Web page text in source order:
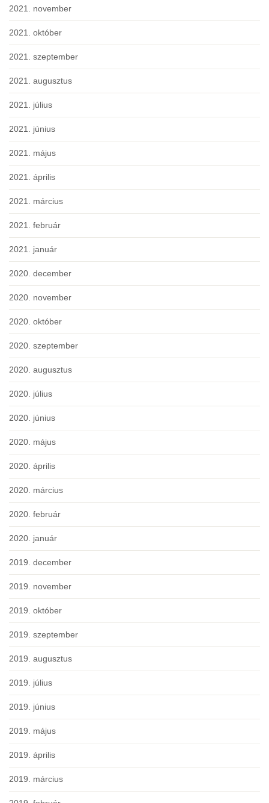
2021. november
2021. október
2021. szeptember
2021. augusztus
2021. július
2021. június
2021. május
2021. április
2021. március
2021. február
2021. január
2020. december
2020. november
2020. október
2020. szeptember
2020. augusztus
2020. július
2020. június
2020. május
2020. április
2020. március
2020. február
2020. január
2019. december
2019. november
2019. október
2019. szeptember
2019. augusztus
2019. július
2019. június
2019. május
2019. április
2019. március